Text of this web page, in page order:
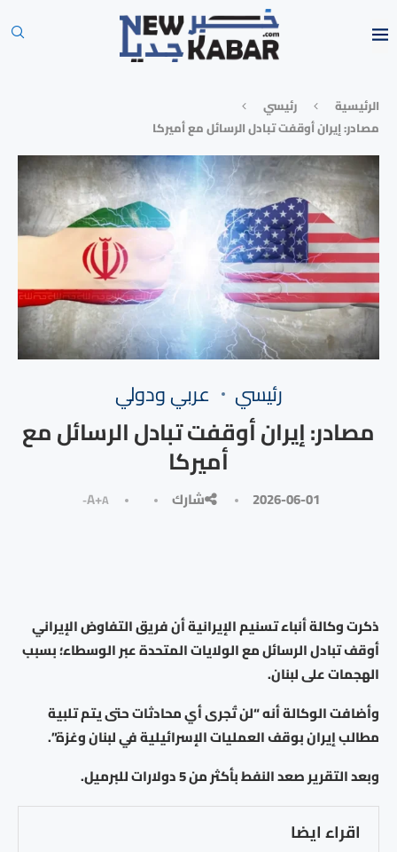
الرئيسية
رئيسي
مصادر: إيران أوقفت تبادل الرسائل مع أميركا
رئيسي ⁠عربي ودولي
مصادر: إيران أوقفت تبادل الرسائل مع
أميركا
2026-06-01 شارك A+A-
ذكرت وكالة أنباء تسنيم الإيرانية أن فريق التفاوض الإيراني
أوقف تبادل الرسائل مع الولايات المتحدة عبر الوسطاء؛ بسبب
الهجمات على لبنان.
وأضافت الوكالة أنه “لن تُجرى أي محادثات حتى يتم تلبية
مطالب إيران بوقف العمليات الإسرائيلية في لبنان وغزة”.
وبعد التقرير صعد النفط بأكثر من 5 دولارات للبرميل.
اقراء ايضا